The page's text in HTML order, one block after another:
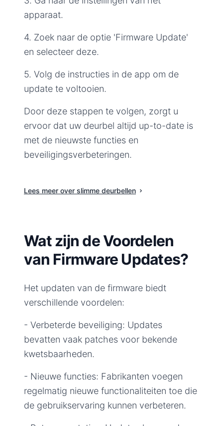
apparaat.
4. Zoek naar de optie 'Firmware Update'
en selecteer deze.
5. Volg de instructies in de app om de
update te voltooien.
Door deze stappen te volgen, zorgt u
ervoor dat uw deurbel altijd up-to-date is
met de nieuwste functies en
beveiligingsverbeteringen.
Lees meer over slimme deurbellen
Wat zijn de Voordelen
van Firmware Updates?
Het updaten van de firmware biedt
verschillende voordelen:
- Verbeterde beveiliging: Updates
bevatten vaak patches voor bekende
kwetsbaarheden.
- Nieuwe functies: Fabrikanten voegen
regelmatig nieuwe functionaliteiten toe die
de gebruikservaring kunnen verbeteren.